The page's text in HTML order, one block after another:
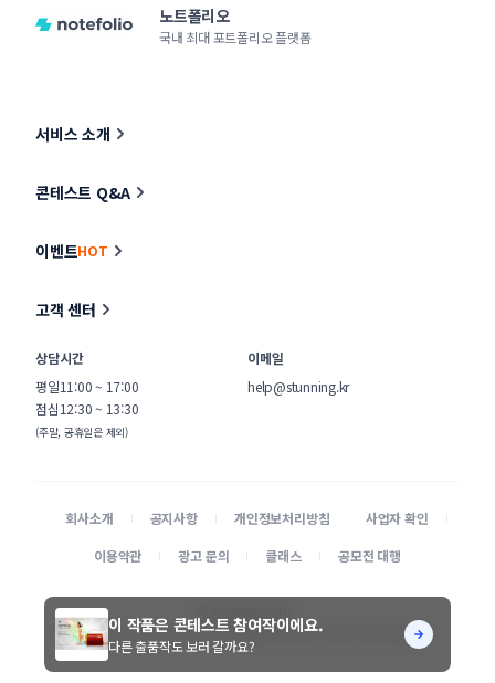
노트폴리오
국내 최대 포트폴리오 플랫폼
서비스 소개
콘테스트 Q&A
이벤트HOT
고객 센터
상담시간
평일11:00 ~ 17:00
점심12:30 ~ 13:30
(주말, 공휴일은 제외)
이메일
help@stunning.kr
회사소개 공지사항 개인정보처리방침
사업자 확인
이용약관
광고 문의 클래스 공모전 대행
본 사이트에 게시된 디자이너 및 의뢰기업 정보가 무단으로 수집되는 것을 거부합니다.
이 작품은 콘테스트 참여작이에요.
다른 출품작도 보러 갈까요?